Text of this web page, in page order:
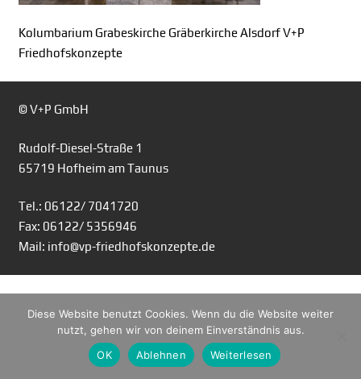
Kolumbarium Grabeskirche Gräberkirche Alsdorf V+P
Friedhofskonzepte
© V+P GmbH
Rudolf-Diesel-Straße 1
65719 Hofheim am Taunus
Tel.: 06122/ 7041720
Fax: 06122/ 5356946
Mail: info@vp-friedhofskonzepte.de
Diese Website benutzt Cookies. Wenn du die Website weiter
nutzt, gehen wir von deinem Einverständnis aus.
OK
Ablehnen Weiterlesen